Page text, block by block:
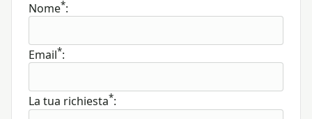
Nome*:
Email*:
La tua richiesta*: